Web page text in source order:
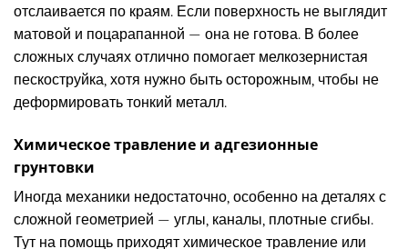
отслаивается по краям. Если поверхность не выглядит
матовой и поцарапанной — она не готова. В более
сложных случаях отлично помогает мелкозернистая
пескоструйка, хотя нужно быть осторожным, чтобы не
деформировать тонкий металл.
Химическое травление и адгезионные
грунтовки
Иногда механики недостаточно, особенно на деталях с
сложной геометрией — углы, каналы, плотные сгибы.
Тут на помощь приходят химическое травление или